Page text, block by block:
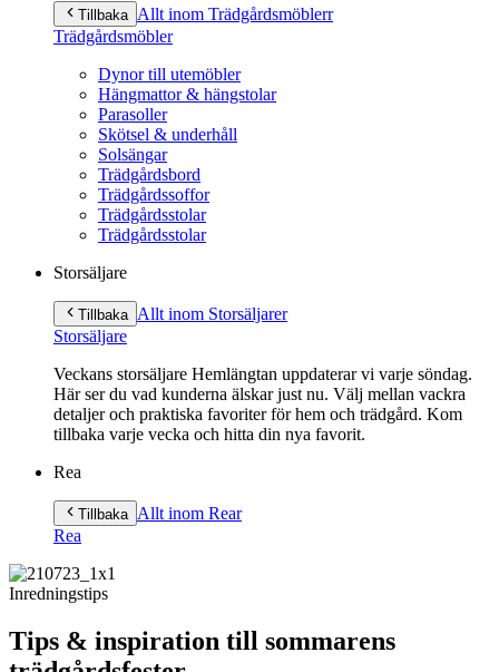
Tillbaka Allt inom Trädgårdsmöblerr
Trädgårdsmöbler
Dynor till utemöbler
Hängmattor & hängstolar
Parasoller
Skötsel & underhåll
Solsängar
Trädgårdsbord
Trädgårdssoffor
Trädgårdsstolar
Trädgårdsstolar
Storsäljare
Tillbaka Allt inom Storsäljarer
Storsäljare
Veckans storsäljare Hemlängtan uppdaterar vi varje söndag.
Här ser du vad kunderna älskar just nu. Välj mellan vackra
detaljer och praktiska favoriter för hem och trädgård. Kom
tillbaka varje vecka och hitta din nya favorit.
Rea
Tillbaka Allt inom Rear
Rea
Inredningstips
Tips & inspiration till sommarens